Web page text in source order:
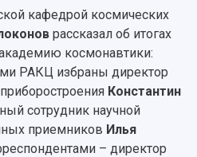
кафедрой космических
рассказал об итогах
космонавтики:
РАКЦ избраны директор
Константин
сотрудник научной
приемников Илья
– директор